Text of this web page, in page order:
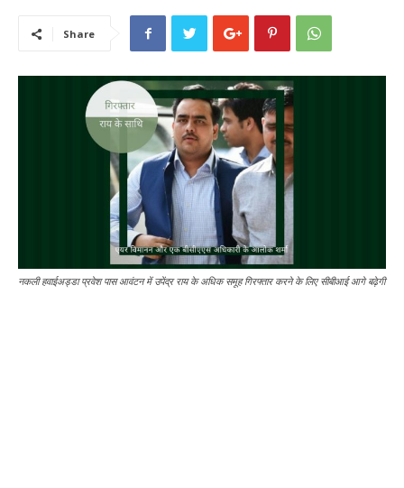
Share
नकली हवाईअड्डा प्रवेश पास आवंटन में उपेंद्र राय के अधिक समूह गिरफ्तार करने के लिए सीबीआई आगे बढ़ेगी